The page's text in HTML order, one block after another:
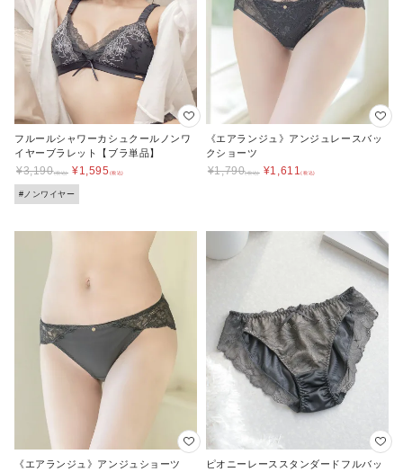
フルールシャワーカシュクールノンワ
イヤーブラレット【ブラ単品】
¥3,190 ¥1,595
#ノンワイヤー
《エアランジュ》アンジュレースバッ
クショーツ
¥1,790 ¥1,611
《エアランジュ》アンジュショーツ
ピオニーレーススタンダードフルバッ